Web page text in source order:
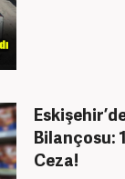
Bilançosu:
Ceza!